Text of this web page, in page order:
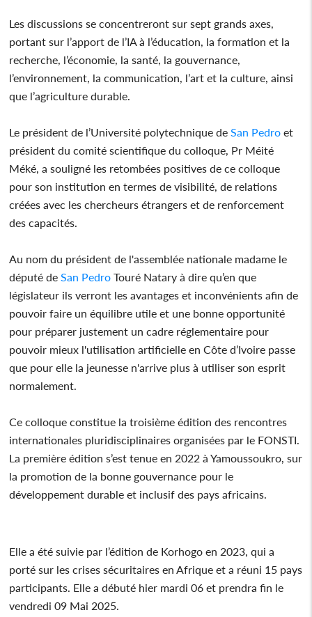
Les discussions se concentreront sur sept grands axes,
portant sur l’apport de l’IA à l’éducation, la formation et la
recherche, l’économie, la santé, la gouvernance,
l’environnement, la communication, l’art et la culture, ainsi
que l’agriculture durable.
Le président de l’Université polytechnique de San Pedro et
président du comité scientifique du colloque, Pr Méité
Méké, a souligné les retombées positives de ce colloque
pour son institution en termes de visibilité, de relations
créées avec les chercheurs étrangers et de renforcement
des capacités.
Au nom du président de l'assemblée nationale madame le
député de San Pedro Touré Natary à dire qu’en que
législateur ils verront les avantages et inconvénients afin de
pouvoir faire un équilibre utile et une bonne opportunité
pour préparer justement un cadre réglementaire pour
pouvoir mieux l'utilisation artificielle en Côte d’Ivoire passe
que pour elle la jeunesse n'arrive plus à utiliser son esprit
normalement.
Ce colloque constitue la troisième édition des rencontres
internationales pluridisciplinaires organisées par le FONSTI.
La première édition s’est tenue en 2022 à Yamoussoukro, sur
la promotion de la bonne gouvernance pour le
développement durable et inclusif des pays africains.
Elle a été suivie par l’édition de Korhogo en 2023, qui a
porté sur les crises sécuritaires en Afrique et a réuni 15 pays
participants. Elle a débuté hier mardi 06 et prendra fin le
vendredi 09 Mai 2025.